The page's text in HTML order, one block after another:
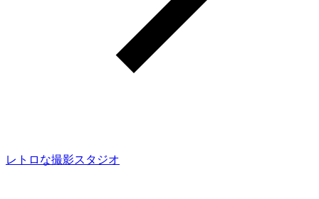
レトロな撮影スタジオ